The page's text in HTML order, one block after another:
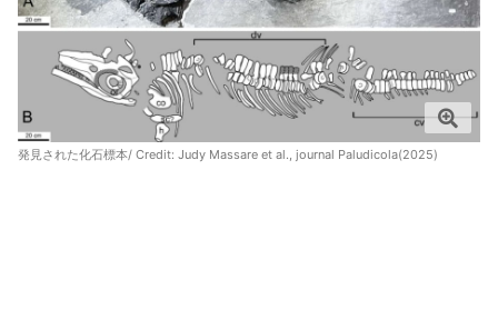
発見された化石標本/ Credit: Judy Massare et al., journal Paludicola(2025)